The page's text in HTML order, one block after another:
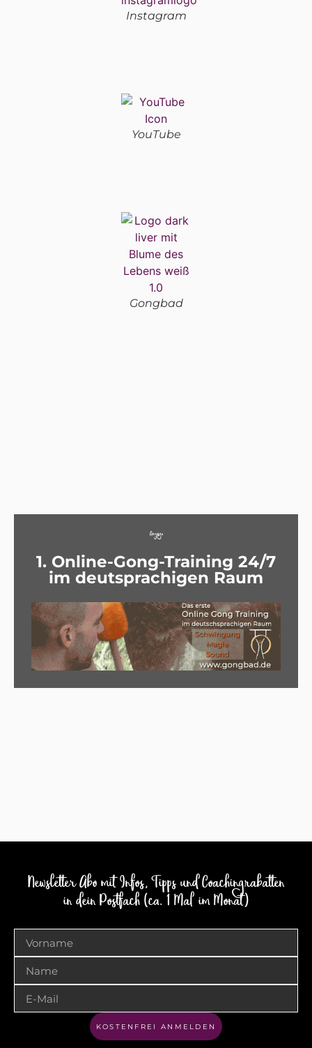
Instagram
YouTube
Gongbad
Anzeige
1. Online-Gong-Training 24/7
im deutsprachigen Raum
Newsletter Abo mit Infos, Tipps und Coachingrabatten
in dein Postfach (ca. 1 Mal im Monat)
KOSTENFREI ANMELDEN